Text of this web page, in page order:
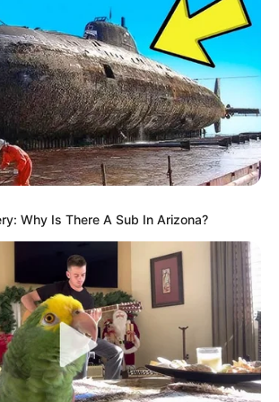
3 – 16 – 1 – 8 – 7 – 11
les principaux pronostics Quinté de
synthèse du Tiercé Quarté Quinté
pronostiqueurs du moment, voir
cette même page.
établi 24 heures à l’avance, il est
vérifier celui-ci quelques minutes avant
le cas de non-partant le pronostic est
jusqu’à 15 minutes avant la course
faire votre prono n’hésitez pas à utiliser
Pronostics-Spotou bien notre
logiciel-Turf
gratuits.
Why Is There A Sub In Arizona?